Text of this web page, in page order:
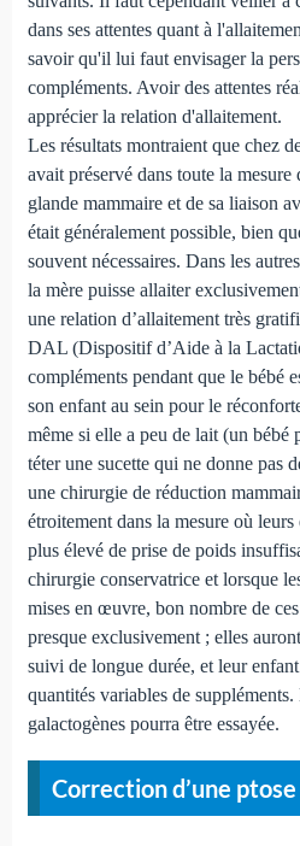
dans ses attentes quant à
savoir qu'il lui faut envisager la
compléments. Avoir des attentes
apprécier la relation d'allaitement.
Les résultats montraient que chez
avait préservé dans toute la
glande mammaire et de sa liaison
était généralement possible, bien
souvent nécessaires. Dans les
la mère puisse allaiter
une relation d’allaitement très
DAL (Dispositif d’Aide à la
compléments pendant que le bébé
son enfant au sein pour le
même si elle a peu de lait (un bébé
téter une sucette qui ne donne pas
une chirurgie de réduction
étroitement dans la mesure où
plus élevé de prise de poids
chirurgie conservatrice et lorsque
mises en œuvre, bon nombre de
presque exclusivement ; elles
suivi de longue durée, et leur
quantités variables de
galactogènes pourra être essayée.
Correction d’une ptose